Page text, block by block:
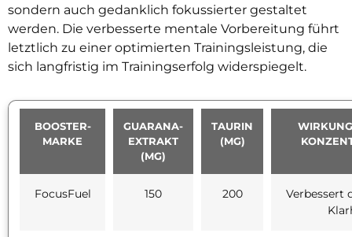
sondern auch gedanklich fokussierter gestaltet
werden. Die verbesserte mentale Vorbereitung führt
letztlich zu einer optimierten Trainingsleistung, die
sich langfristig im Trainingserfolg widerspiegelt.
BOOSTER-
MARKE
GUARANA-
EXTRAKT
(MG)
TAURIN
(MG)
FocusFuel 150 200
Verbessert